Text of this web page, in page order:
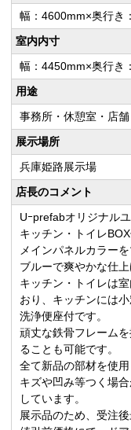
幅：4600mm×奥行き
室内内寸
幅：4450mm×奥行き
用途
事務所・休憩室・店
展示場所
兵庫姫路展示場
店長のコメント
Uｰprefabオリジナル
キッチン・トイレ
メインパネルカラー
ブルーで爽やかな仕
キッチン・トイレは
おり、キッチンには
洗浄便座付です。
頑丈な鉄骨フレーム
ることも可能です。
全て新品の部材を使
キズや凹み等つく場
しています。
展示品のため、受注